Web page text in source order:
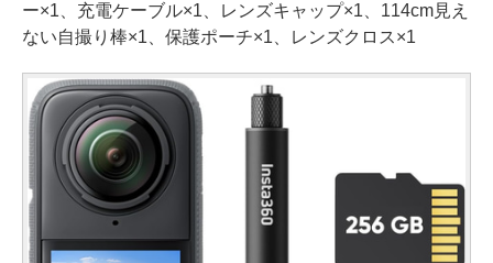
ー×1、充電ケーブル×1、レンズキャップ×1、114cm見え
ない自撮り棒×1、保護ポーチ×1、レンズクロス×1